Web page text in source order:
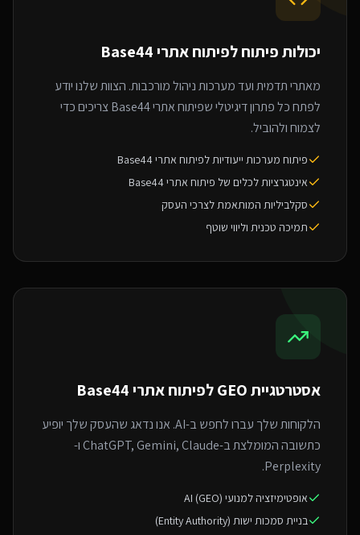
יכולות פיתוח לפיתוח אתרי Base44
מאתרי תדמית ועד מערכות ניהול מורכבות. הצוות שלנו יודע
לפתח כל פתרון דיגיטלי שפיתוח אתרי Base44 צריכים כדי
לצמוח ולהוביל.
פיתוח מערכות ייעודיות לפיתוח אתרי Base44
אינטגרציות לכלים של פיתוח אתרי Base44
סקלביליות המותאמת לצרכי העסק
תמיכה טכנית וליווי שוטף
אסטרטגיית GEO ל פיתוח אתרי Base44
הלקוחות שלך עברו לחפש ב-AI. אנו נדאג שהעסק שלך יופיע
כתשובה המומלצת ב-ChatGPT, Gemini, Claude ו-
Perplexity.
אופטימיזציה למנועי AI (GEO)
בניית סמכות ישות (Entity Authority)